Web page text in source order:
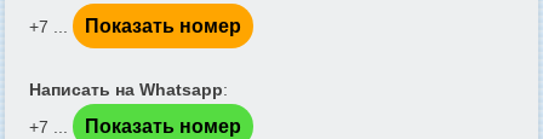
+7 ...
Показать номер
Написать на Whatsapp:
+7 ...
Показать номер